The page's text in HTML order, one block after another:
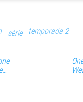
série temporada 2